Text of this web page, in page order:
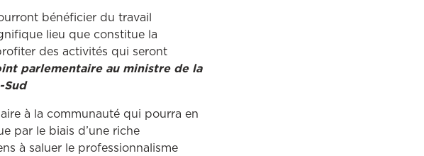
bénéficier du travail
lieu que constitue la
des activités qui seront
parlementaire au ministre de la
Sud
à la communauté qui pourra en
par le biais d’une riche
à saluer le professionnalisme